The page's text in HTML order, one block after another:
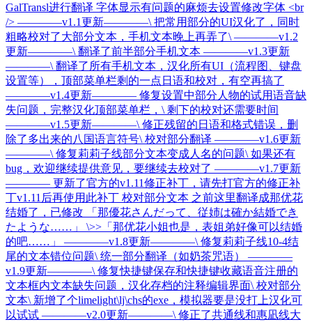
GalTransl进行翻译 字体显示有问题的麻烦去设置修改字体 <br
/> ————v1.1更新————\ 把常用部分的UI汉化了，同时
粗略校对了大部分文本，手机文本晚上再弄了\ ————v1.2
更新————\ 翻译了前半部分手机文本 ————v1.3更新
————\ 翻译了所有手机文本，汉化所有UI（流程图、键盘
设置等），顶部菜单栏剩的一点日语和校对，有空再搞了
————v1.4更新———— 修复设置中部分人物的试用语音缺
失问题，完整汉化顶部菜单栏，\ 剩下的校对还需要时间
————v1.5更新————\ 修正残留的日语和格式错误，删
除了多出来的八国语言符号\ 校对部分翻译 ————v1.6更新
————\ 修复莉莉子线部分文本变成人名的问题\ 如果还有
bug，欢迎继续提供意见，要继续去校对了 ————v1.7更新
———— 更新了官方的v1.11修正补丁，请先打官方的修正补
丁v1.11后再使用此补丁 校对部分文本 之前这里翻译成那优花
结婚了，已修改 「那優花さんだって、従姉は確か結婚でき
たような……」 \>>「那优花小姐也是，表姐弟好像可以结婚
的吧……」 ————v1.8更新————\ 修复莉莉子线10-4结
尾的文本错位问题\ 统一部分翻译（如奶茶咒语） ————
v1.9更新————\ 修复快捷键保存和快捷键收藏语音注册的
文本框内文本缺失问题，汉化存档的注释编辑界面\ 校对部分
文本\ 新增了个limelight\lj\chs的exe，模拟器要是没打上汉化可
以试试 ————v2.0更新————\ 修正了共通线和惠凪线大